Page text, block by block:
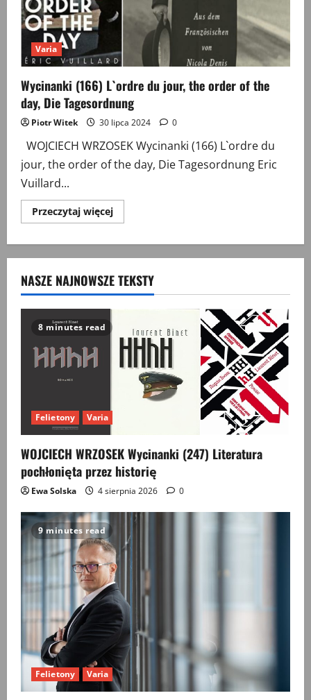
Varia
Wycinanki (166) L`ordre du jour, the order of the
day, Die Tagesordnung
Piotr Witek 30 lipca 2024 0
WOJCIECH WRZOSEK Wycinanki (166) L`ordre du
jour, the order of the day, Die Tagesordnung Eric
Vuillard...
Przeczytaj więcejPrzeczytaj
więcej
L`ordre
jour,
the
order
Die
Tagesordnung
NASZE NAJNOWSZE TEKSTY
8 minutes read
Felietony Varia
WOJCIECH WRZOSEK Wycinanki (247) Literatura
pochłonięta przez historię
Ewa Solska 4 sierpnia 2026 0
9 minutes read
Felietony Varia